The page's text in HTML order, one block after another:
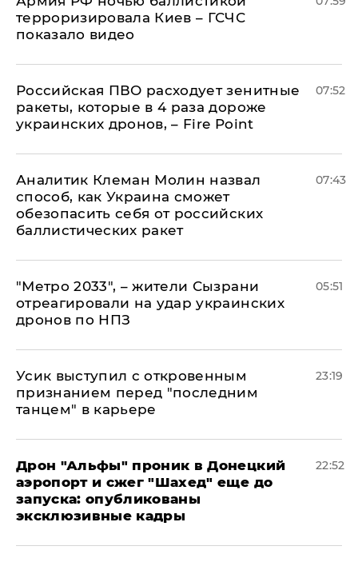
терроризировала Киев – ГСЧС
показало видео
Российская ПВО расходует зенитные
ракеты, которые в 4 раза дороже
украинских дронов, – Fire Point
07:52
Аналитик Клеман Молин назвал
способ, как Украина сможет
обезопасить себя от российских
баллистических ракет
07:43
"Метро 2033", – жители Сызрани
отреагировали на удар украинских
дронов по НПЗ
05:51
Усик выступил с откровенным
признанием перед "последним
танцем" в карьере
23:19
Дрон "Альфы" проник в Донецкий
аэропорт и сжег "Шахед" еще до
запуска: опубликованы
эксклюзивные кадры
22:52